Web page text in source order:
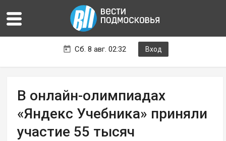
Сб. 8 авг. 02:32 Вход
В онлайн-олимпиадах
«Яндекс Учебника» приняли
участие 55 тысяч